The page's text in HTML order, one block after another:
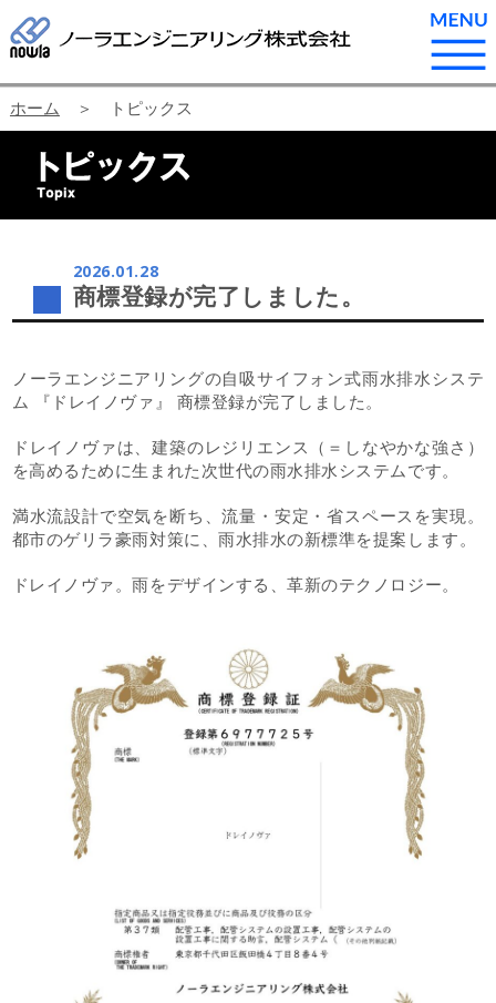
ホーム ＞ トピックス
2026.01.28
商標登録が完了しました。
ノーラエンジニアリングの自吸サイフォン式雨水排水システ
ム 『ドレイノヴァ』 商標登録が完了しました。
ドレイノヴァは、建築のレジリエンス（＝しなやかな強さ）
を高めるために生まれた次世代の雨水排水システムです。
満水流設計で空気を断ち、流量・安定・省スペースを実現。
都市のゲリラ豪雨対策に、雨水排水の新標準を提案します。
ドレイノヴァ。雨をデザインする、革新のテクノロジー。